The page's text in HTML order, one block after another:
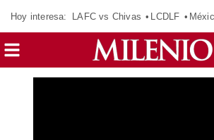
Hoy interesa: LAFC vs Chivas LCDLF